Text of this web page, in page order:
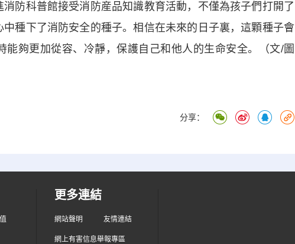
科普館接受消防産品知識教育活動，不僅為孩子們打開了
種下了消防安全的種子。相信在未來的日子裏，這顆種子會
能夠更加從容、冷靜，保護自己和他人的生命安全。（文/圖
分享：
更多連結
網站聲明 友情連結
網上有害信息舉報專區